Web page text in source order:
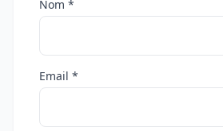
Nom *
Email *